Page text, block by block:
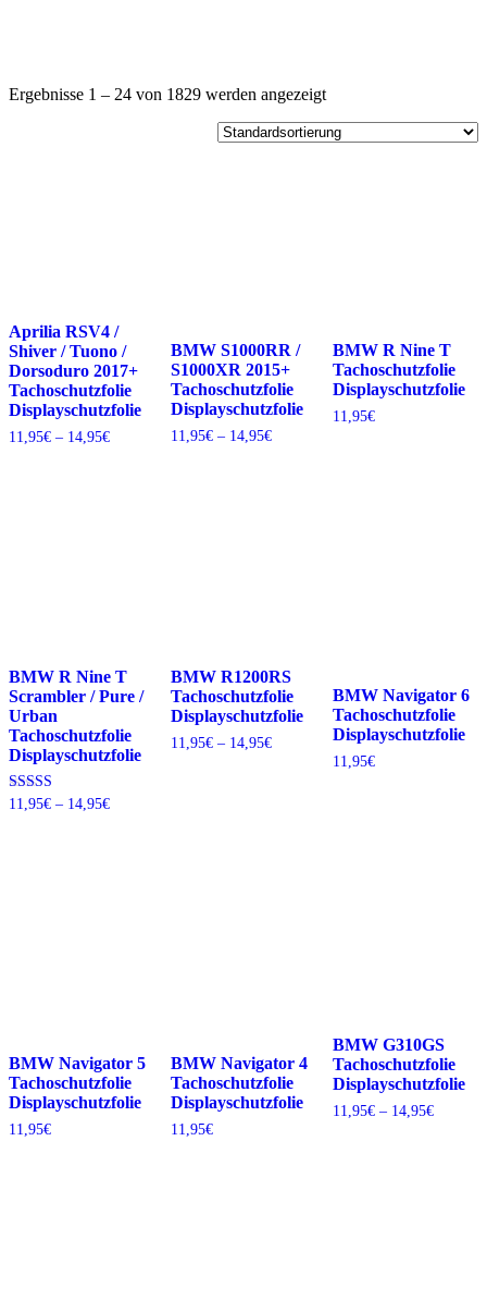
Ergebnisse 1 – 24 von 1829 werden angezeigt
Aprilia RSV4 /
Shiver / Tuono /
Dorsoduro 2017+
Tachoschutzfolie
Displayschutzfolie
11,95€ – 14,95€Preisspanne:
BMW S1000RR /
S1000XR 2015+
Tachoschutzfolie
Displayschutzfolie
11,95€ – 14,95€Preisspanne:
BMW R Nine T
Tachoschutzfolie
Displayschutzfolie
11,95€
BMW R Nine T
Scrambler / Pure /
Urban
Tachoschutzfolie
Displayschutzfolie
Bewertet mit
11,95€ – 14,95€Preisspanne:
BMW R1200RS
Tachoschutzfolie
Displayschutzfolie
11,95€ – 14,95€Preisspanne:
BMW Navigator 6
Tachoschutzfolie
Displayschutzfolie
11,95€
BMW Navigator 5
Tachoschutzfolie
Displayschutzfolie
11,95€
BMW Navigator 4
Tachoschutzfolie
Displayschutzfolie
11,95€
BMW G310GS
Tachoschutzfolie
Displayschutzfolie
11,95€ – 14,95€